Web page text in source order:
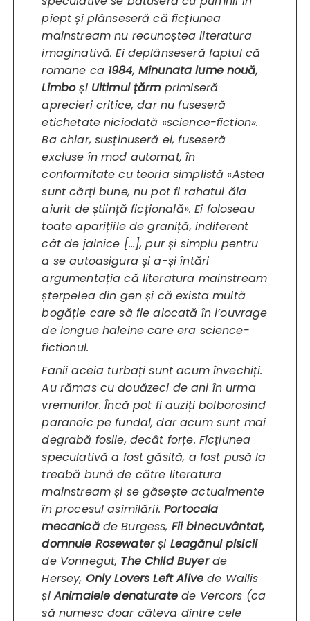
piept și plânseseră că ficțiunea
mainstream nu recunoștea literatura
imaginativă. Ei deplânseseră faptul că
romane ca 1984, Minunata lume nouă,
Limbo și Ultimul țărmprimiseră
aprecieri critice, dar nu fuseseră
etichetate niciodată «science-fiction».
Ba chiar, susținuseră ei, fuseseră
excluse în mod automat, în
conformitate cu teoria simplistă «Astea
sunt cărți bune, nu pot fi rahatul ăla
aiurit de știință ficțională». Ei foloseau
toate aparițiile de graniță, indiferent
cât de jalnice […], pur și simplu pentru
a se autoasigura și a-și întări
argumentația că literatura mainstream
șterpelea din gen și că exista multă
bogăție care să fie alocată înl’ouvrage
de longue haleinecare era science-
fictionul.
Fanii aceia turbați sunt acum învechiți.
Au rămas cu douăzeci de ani în urma
vremurilor. Încă pot fi auziți bolborosind
paranoic pe fundal, dar acum sunt mai
degrabă fosile, decât forțe. Ficțiunea
speculativă a fost găsită, a fost pusă la
treabă bună de către literatura
mainstream și se găsește actualmente
în procesul asimilării.Portocala
mecanicăde Burgess, Fii binecuvântat,
domnule Rosewaterși Leagănul pisicii
de Vonnegut, The Child Buyerde
Hersey, Only Lovers Left Alive de Wallis
șiAnimalele denaturatede Vercors (ca
să numesc doar câteva dintre cele